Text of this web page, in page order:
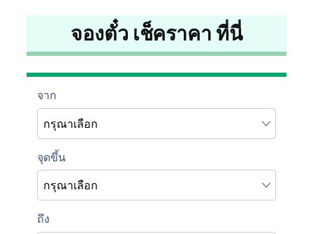
จองตั๋ว เช็คราคา ที่นี่